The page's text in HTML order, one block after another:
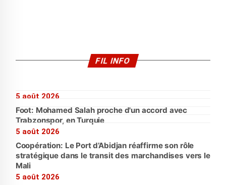
FIL INFO
5 août 2026
Foot: Mohamed Salah proche d'un accord avec
Trabzonspor, en Turquie
5 août 2026
Coopération: Le Port d’Abidjan réaffirme son rôle
stratégique dans le transit des marchandises vers le
Mali
5 août 2026